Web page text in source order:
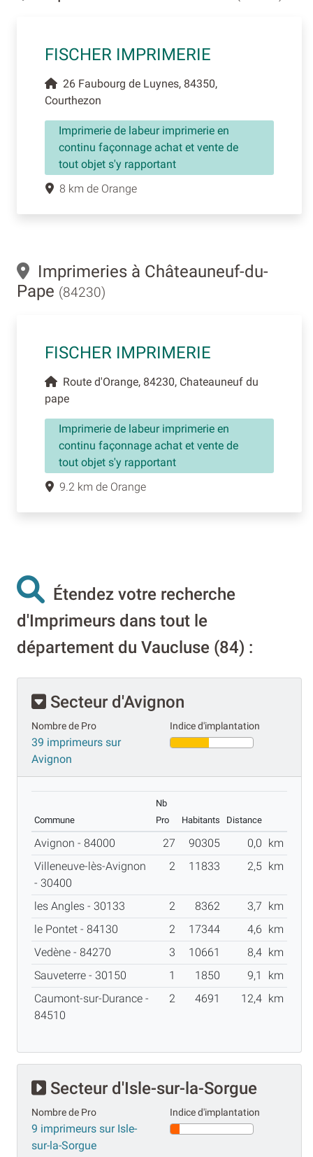
FISCHER IMPRIMERIE
26 Faubourg de Luynes, 84350,
Courthezon
Imprimerie de labeur imprimerie en
continu façonnage achat et vente de
tout objet s'y rapportant
8 km de Orange
Imprimeries à Châteauneuf-du-
Pape (84230)
FISCHER IMPRIMERIE
Route d'Orange, 84230, Chateauneuf du
pape
Imprimerie de labeur imprimerie en
continu façonnage achat et vente de
tout objet s'y rapportant
9.2 km de Orange
Étendez votre recherche
d'Imprimeurs dans tout le
département du Vaucluse (84) :
Secteur d'Avignon
Nombre de Pro
39 imprimeurs sur
Avignon
Indice d'implantation
Commune
Nb
Pro
Habitants Distance
Avignon - 84000 27 90305 0,0 km
Villeneuve-lès-Avignon
- 30400
2 11833 2,5 km
les Angles - 30133 2 8362 3,7 km
le Pontet - 84130
2 17344 4,6 km
Vedène - 84270
3 10661 8,4 km
Sauveterre - 30150
1 1850 9,1
km
Caumont-sur-Durance -
84510
2 4691 12,4 km
Secteur d'Isle-sur-la-Sorgue
Nombre de Pro
9 imprimeurs sur Isle-
sur-la-Sorgue
Indice d'implantation